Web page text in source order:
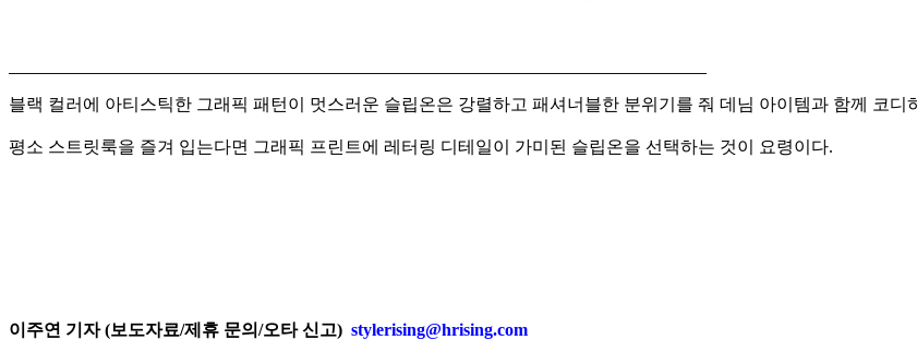
블랙 컬러에 아티스틱한 그래픽 패턴이 멋스러운 슬립온은 강렬하고 패셔너블한 분위기를 줘 데님 아이템과 함께 코
평소 스트릿룩을 즐겨 입는다면 그래픽 프린트에 레터링 디테일이 가미된 슬립온을 선택하는 것이 요령이다.
이주연 기자 (보도자료/제휴 문의/오타 신고) stylerising@hrising.com